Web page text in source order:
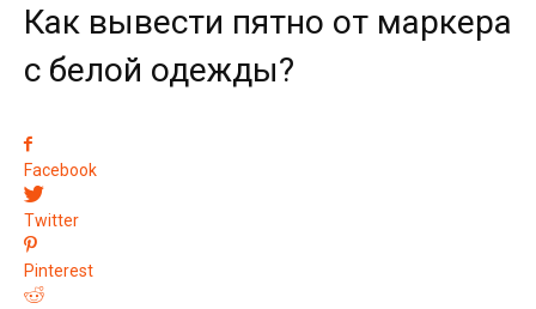
Как вывести пятно от маркера
с белой одежды?
Facebook
Twitter
Pinterest